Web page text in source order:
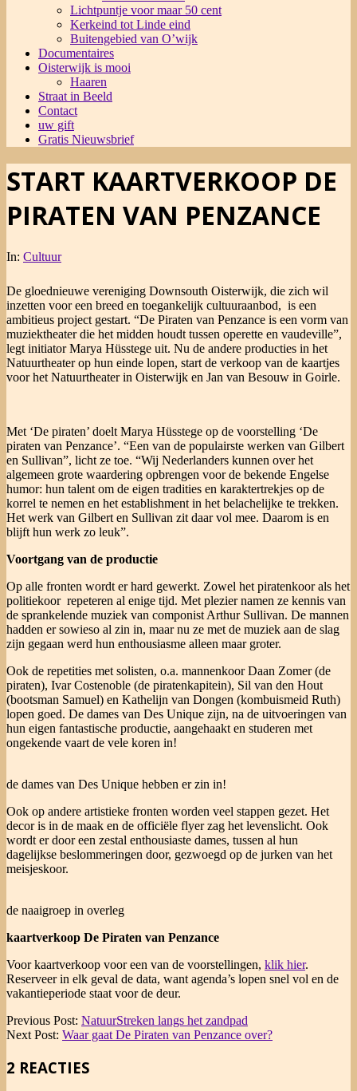
Lichtpuntje voor maar 50 cent
Kerkeind tot Linde eind
Buitengebied van O’wijk
Documentaires
Oisterwijk is mooi
Haaren
Straat in Beeld
Contact
uw gift
Gratis Nieuwsbrief
START KAARTVERKOOP DE
PIRATEN VAN PENZANCE
In: Cultuur
De gloednieuwe vereniging Downsouth Oisterwijk, die zich wil
inzetten voor een breed en toegankelijk cultuuraanbod, is een
ambitieus project gestart. “De Piraten van Penzance is een vorm van
muziektheater die het midden houdt tussen operette en vaudeville”,
legt initiator Marya Hüsstege uit. Nu de andere producties in het
Natuurtheater op hun einde lopen, start de verkoop van de kaartjes
voor het Natuurtheater in Oisterwijk en Jan van Besouw in Goirle.
Met ‘De piraten’ doelt Marya Hüsstege op de voorstelling ‘De
piraten van Penzance’. “Een van de populairste werken van Gilbert
en Sullivan”, licht ze toe. “Wij Nederlanders kunnen over het
algemeen grote waardering opbrengen voor de bekende Engelse
humor: hun talent om de eigen tradities en karaktertrekjes op de
korrel te nemen en het establishment in het belachelijke te trekken.
Het werk van Gilbert en Sullivan zit daar vol mee. Daarom is en
blijft hun werk zo leuk”.
Voortgang van de productie
Op alle fronten wordt er hard gewerkt. Zowel het piratenkoor als het
politiekoor repeteren al enige tijd. Met plezier namen ze kennis van
de sprankelende muziek van componist Arthur Sullivan. De mannen
hadden er sowieso al zin in, maar nu ze met de muziek aan de slag
zijn gegaan werd hun enthousiasme alleen maar groter.
Ook de repetities met solisten, o.a. mannenkoor Daan Zomer (de
piraten), Ivar Costenoble (de piratenkapitein), Sil van den Hout
(bootsman Samuel) en Kathelijn van Dongen (kombuismeid Ruth)
lopen goed. De dames van Des Unique zijn, na de uitvoeringen van
hun eigen fantastische productie, aangehaakt en studeren met
ongekende vaart de vele koren in!
de dames van Des Unique hebben er zin in!
Ook op andere artistieke fronten worden veel stappen gezet. Het
decor is in de maak en de officiële flyer zag het levenslicht. Ook
wordt er door een zestal enthousiaste dames, tussen al hun
dagelijkse beslommeringen door, gezwoegd op de jurken van het
meisjeskoor.
de naaigroep in overleg
kaartverkoop De Piraten van Penzance
Voor kaartverkoop voor een van de voorstellingen, klik hier.
Reserveer in elk geval de data, want agenda’s lopen snel vol en de
vakantieperiode staat voor de deur.
2024-
06-
Previous Post: NatuurStreken langs het zandpad
Next Post: Waar gaat De Piraten van Penzance over?
2 REACTIES